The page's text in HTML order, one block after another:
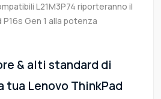
L21M3P74 riporteranno il
Gen 1 alla potenza
& alti standard di
tua Lenovo ThinkPad